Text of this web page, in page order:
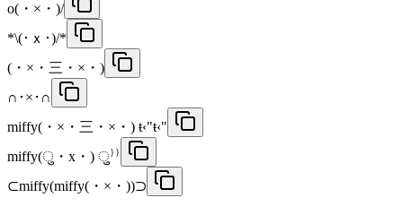
o(・×・)/
*\(･ｘ･)/*
(・×・三・×・)
∩･×･∩
miffy(・×・三・×・) ŧ‹"ŧ‹"
miffy(ु・x・) ु⁾⁾
⊂miffy(miffy(・×・))⊃